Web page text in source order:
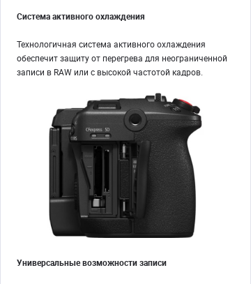
Система активного охлаждения
Технологичная система активного охлаждения
обеспечит защиту от перегрева для неограниченной
записи в RAW или с высокой частотой кадров.
Универсальные возможности записи